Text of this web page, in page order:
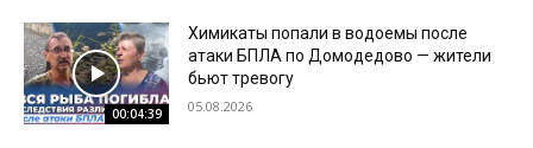
00:04:39
Химикаты попали в водоемы после
атаки БПЛА по Домодедово — жители
бьют тревогу
05.08.2026